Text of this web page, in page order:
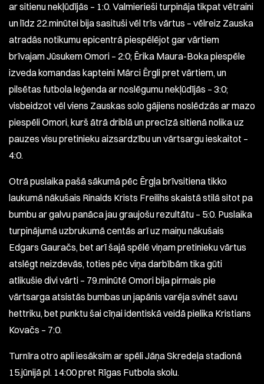
ar sitienu nekļūdījās – 1:0. Valmierieši turpināja tikpat vētraini
un līdz 22.minūtei bija sasituši vēl trīs vārtus – vēlreiz Zauska
atradās notikumu epicentrā piespēlējot gar vārtiem
brīvajam Jūsukem Omori – 2:0; Ērika Maura-Boka piespēle
izveda komandas kapteini Mārci Ērgli pret vārtiem, un
pilsētas futbola leģenda ar noslēgumu nekļūdījās – 3:0;
visbeidzot vēl viens Zauskas solo gājiens noslēdzās ar mazo
piespēli Omori, kurš ātrā driblā un precīzā sitienā nolika uz
pauzes visu pretinieku aizsardzību un vārtsargu ieskaitot –
4:0.
Otrā puslaika pašā sākumā pēc Ērgļa brīvsitiena tikko
laukumā nākušais Rinalds Krists Freilihs skaistā stilā sitot pa
bumbu ar galvu panāca jau graujošu rezultātu – 5:0. Puslaika
turpinājumā uzbrukumā centās arī uz maiņu nākušais
Edgars Gauračs, bet arī šajā spēlē viņam pretinieku vārtus
atslēgt neizdevās, toties pēc viņa darbībām tika gūti
atlikušie divi vārti – 79.minūtē Omori bija pirmais pie
vārtsarga atsistās bumbas un japānis varēja svinēt savu
hettriku, bet punktu šai cīņai identiskā veidā pielika Kristians
Kovačs – 7:0.
Turnīra otro apli iesāksim ar spēli Jāņa Skredeļa stadionā
15.jūnijā pl. 14:00 pret Rīgas Futbola skolu.